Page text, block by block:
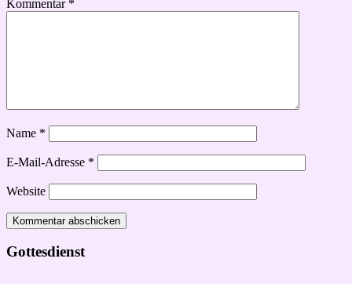
Kommentar *
Name *
E-Mail-Adresse *
Website
Gottesdienst